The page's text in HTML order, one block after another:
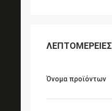
ΛΕΠΤΟΜΈΡΕΙΕΣ
Όνομα προϊόντων